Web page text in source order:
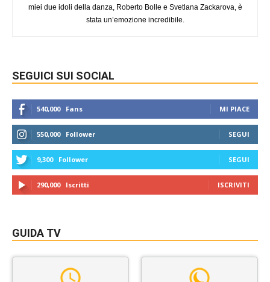
miei due idoli della danza, Roberto Bolle e Svetlana Zackarova, è
stata un’emozione incredibile.
SEGUICI SUI SOCIAL
540,000 Fans MI PIACE
550,000 Follower SEGUI
9,300 Follower SEGUI
290,000 Iscritti ISCRIVITI
GUIDA TV